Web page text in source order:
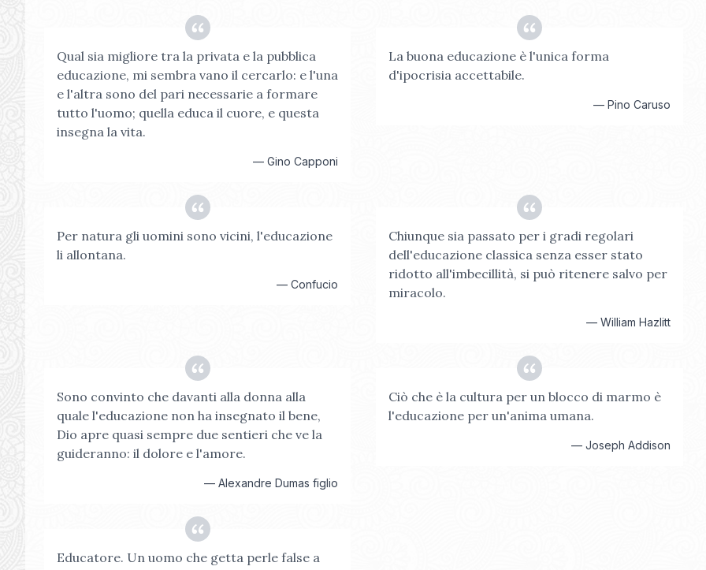
Qual sia migliore tra la privata e la pubblica
educazione, mi sembra vano il cercarlo: e l'una
e l'altra sono del pari necessarie a formare
tutto l'uomo; quella educa il cuore, e questa
insegna la vita.
—Gino Capponi
La buona educazione è l'unica forma
d'ipocrisia accettabile.
— Pino Caruso
Per natura gli uomini sono vicini, l'educazione
li allontana.
—Confucio
Chiunque sia passato per i gradi regolari
dell'educazione classica senza esser stato
ridotto all'imbecillità, si può ritenere salvo per
miracolo.
— William Hazlitt
Sono convinto che davanti alla donna alla
quale l'educazione non ha insegnato il bene,
Dio apre quasi sempre due sentieri che ve la
guideranno: il dolore e l'amore.
—Alexandre Dumas figlio
Ciò che è la cultura per un blocco di marmo è
l'educazione per un'anima umana.
— Joseph Addison
Educatore. Un uomo che getta perle false a